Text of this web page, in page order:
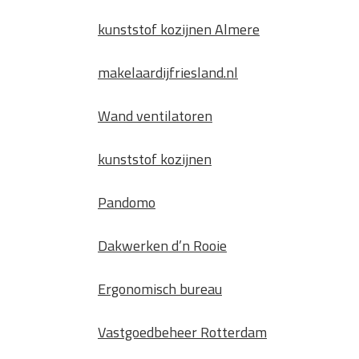
functionele ruimtes
wat de overgang technisch
kunststof kozijnen Almere
makelaardijfriesland.nl
Wand ventilatoren
kunststof kozijnen
Pandomo
Dakwerken d’n Rooie
Ergonomisch bureau
Vastgoedbeheer Rotterdam